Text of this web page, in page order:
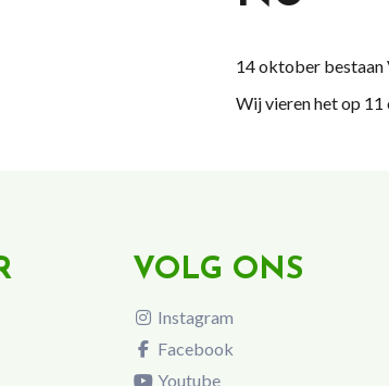
14 oktober bestaan
Wij vieren het op
VOLG ONS
Instagram
Facebook
Youtube